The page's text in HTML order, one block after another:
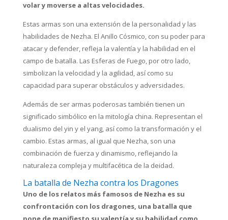
volar y moverse a altas velocidades.
Estas armas son una extensión de la personalidad y las
habilidades de Nezha. El Anillo Cósmico, con su poder para
atacar y defender, refleja la valentía y la habilidad en el
campo de batalla. Las Esferas de Fuego, por otro lado,
simbolizan la velocidad y la agilidad, así como su
capacidad para superar obstáculos y adversidades.
Además de ser armas poderosas también tienen un
significado simbólico en la mitología china. Representan el
dualismo del yin y el yang, así como la transformación y el
cambio. Estas armas, al igual que Nezha, son una
combinación de fuerza y dinamismo, reflejando la
naturaleza compleja y multifacética de la deidad.
La batalla de Nezha contra los Dragones
Uno de los relatos más famosos de Nezha es su
confrontación con los dragones, una batalla que